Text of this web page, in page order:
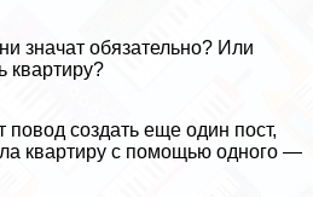
значат обязательно? Или
квартиру?
повод создать еще один пост,
квартиру с помощью одного —